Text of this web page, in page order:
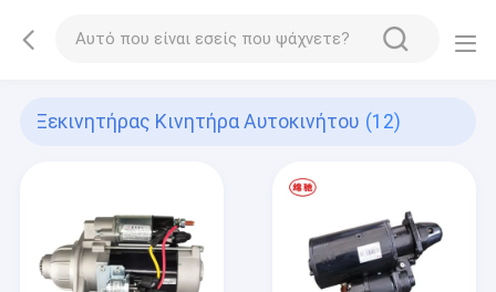
Ξεκινητήρας Κινητήρα Αυτοκινήτου (12)